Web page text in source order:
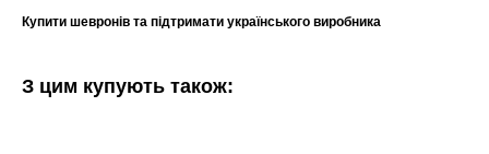
Купити шевронів та підтримати українського виробника
З цим купують також: